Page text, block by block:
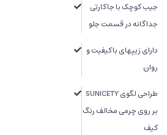
جیب کوچک با جاکارتی
جداگانه در قسمت جلو
دارای زیپهای باکیفیت و
روان
طراحی لگوی SUNICETY
بر روی چرمی مخالف رنگ
کیف